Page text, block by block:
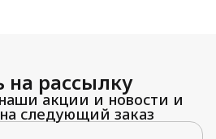
рассылку
акции и новости и
следующий заказ